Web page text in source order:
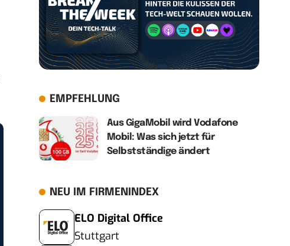
EMPFEHLUNG
Aus GigaMobil wird Vodafone
Mobil: Was sich jetzt für
Selbstständige ändert
NEU IM FIRMENINDEX
ELO Digital Office
Stuttgart